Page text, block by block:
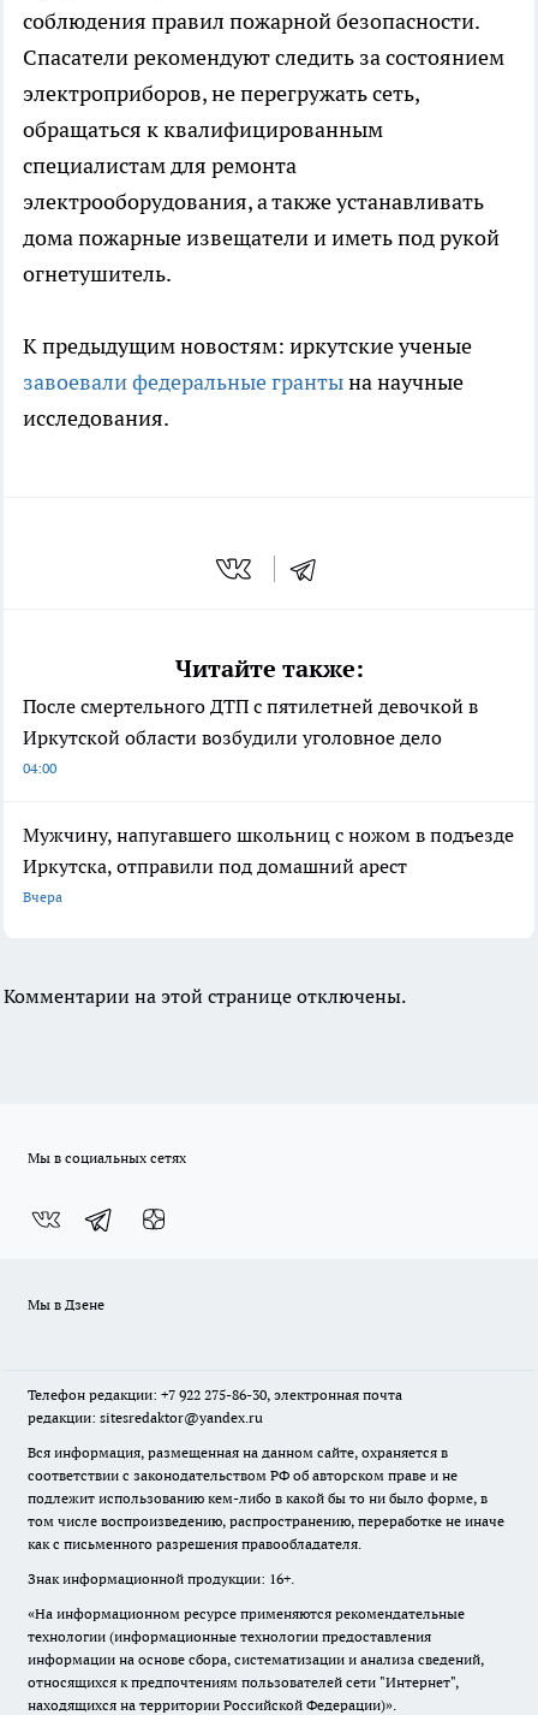
соблюдения правил пожарной безопасности.
Спасатели рекомендуют следить за состоянием
электроприборов, не перегружать сеть,
обращаться к квалифицированным
специалистам для ремонта
электрооборудования, а также устанавливать
дома пожарные извещатели и иметь под рукой
огнетушитель.
К предыдущим новостям: иркутские ученые
завоевали федеральные грантына научные
исследования.
Читайте также:
После смертельного ДТП с пятилетней девочкой в
Иркутской области возбудили уголовное дело
04:00
Мужчину, напугавшего школьниц с ножом в подъезде
Иркутска, отправили под домашний арест
Вчера
Комментарии на этой странице отключены.
Мы в социальных сетях
Мы в Дзене
Телефон редакции: +7 922 275-86-30, электронная почта
редакции: sitesredaktor@yandex.ru
Вся информация, размещенная на данном сайте, охраняется в
соответствии с законодательством РФ об авторском праве и не
подлежит использованию кем-либо в какой бы то ни было форме, в
том числе воспроизведению, распространению, переработке не иначе
как с письменного разрешения правообладателя.
Знак информационной продукции: 16+.
«На информационном ресурсе применяются рекомендательные
технологии (информационные технологии предоставления
информации на основе сбора, систематизации и анализа сведений,
относящихся к предпочтениям пользователей сети "Интернет",
находящихся на территории Российской Федерации)».